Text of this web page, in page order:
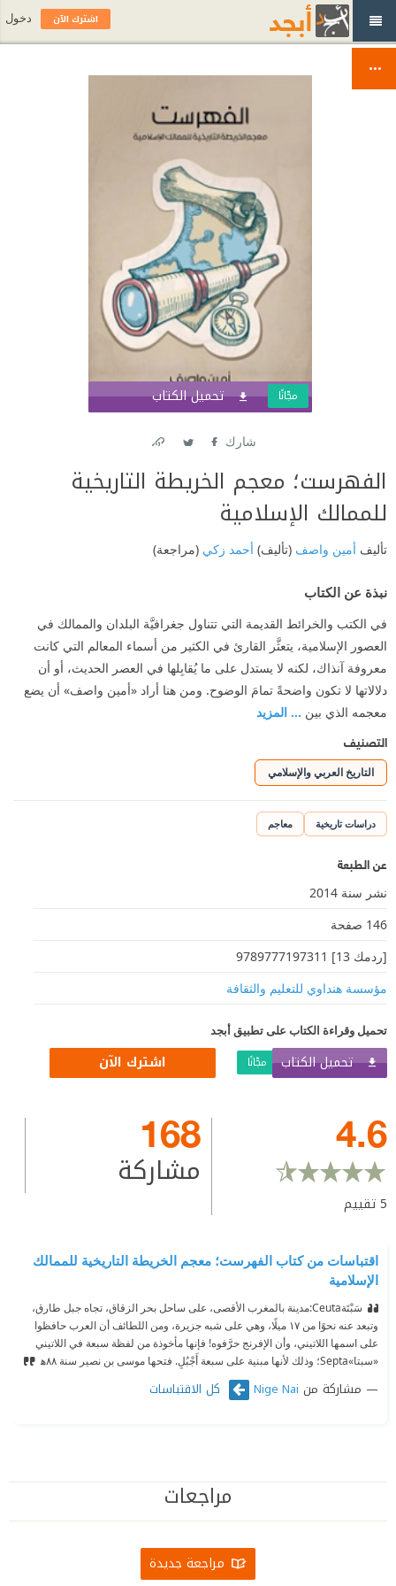
تحميل الكتاب مجّانًا
شارك
الفهرست؛ معجم الخريطة التاريخية
للممالك الإسلامية
تأليف أمين واصف (تأليف) أحمد زكي (مراجعة)
نبذة عن الكتاب
في الكتب والخرائط القديمة التي تتناول جغرافيَّة البلدان والممالك في
العصور الإسلامية، يتعثَّر القارئ في الكثير من أسماء المعالم التي كانت
معروفة آنذاك، لكنه لا يستدل على ما يُقابِلها في العصر الحديث، أو أن
دلالاتها لا تكون واضحةً تمامَ الوضوح. ومن هنا أراد «أمين واصف» أن يضع
معجمه الذي بين ... المزيد
التصنيف
التاريخ العربي والإسلامي
دراسات تاريخية معاجم
عن الطبعة
نشر سنة 2014
146 صفحة
[ردمك 13] 9789777197311
مؤسسة هنداوي للتعليم والثقافة
تحميل وقراءة الكتاب على تطبيق أبجد
تحميل الكتاب مجّانًا اشترك الآن
4.6
5تقييم
168
مشاركة
اقتباسات من كتاب الفهرست؛ معجم الخريطة التاريخية للممالك
الإسلامية
سَبْتَةCeuta:مدينة بالمغرب الأقصى، على ساحل بحر الزقاق، تجاه جبل طارق،
وتبعد عنه نحوًا من ١٧ ميلًا، وهي على شبه جزيرة، ومن اللطائف أن العرب حافظوا
على اسمها اللاتيني، وأن الإفرنج حرَّفوه! فإنها مأخوذة من لفظة سبعة في اللاتيني
«سبتا»Septa؛ وذلك لأنها مبنية على سبعة أَجْبُلٍ. فتحها موسى بن نصير سنة ٨٨ﻫ
مشاركة من Nige Nai كل الاقتباسات
مراجعات
مراجعة جديدة
اشترك الآن دخول